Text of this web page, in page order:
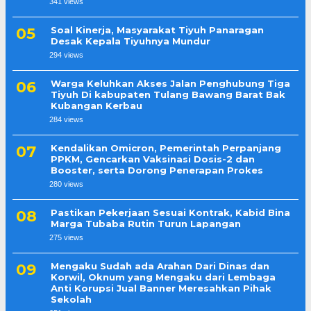
341 views
Soal Kinerja, Masyarakat Tiyuh Panaragan
Desak Kepala Tiyuhnya Mundur
294 views
Warga Keluhkan Akses Jalan Penghubung Tiga
Tiyuh Di kabupaten Tulang Bawang Barat Bak
Kubangan Kerbau
284 views
Kendalikan Omicron, Pemerintah Perpanjang
PPKM, Gencarkan Vaksinasi Dosis-2 dan
Booster, serta Dorong Penerapan Prokes
280 views
Pastikan Pekerjaan Sesuai Kontrak, Kabid Bina
Marga Tubaba Rutin Turun Lapangan
275 views
Mengaku Sudah ada Arahan Dari Dinas dan
Korwil, Oknum yang Mengaku dari Lembaga
Anti Korupsi Jual Banner Meresahkan Pihak
Sekolah